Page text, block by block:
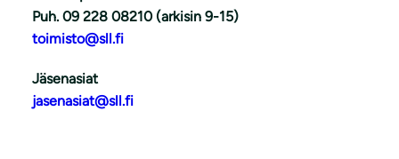
Puh. 09 228 08210 (arkisin 9-15)
toimisto@sll.fi
Jäsenasiat
jasenasiat@sll.fi